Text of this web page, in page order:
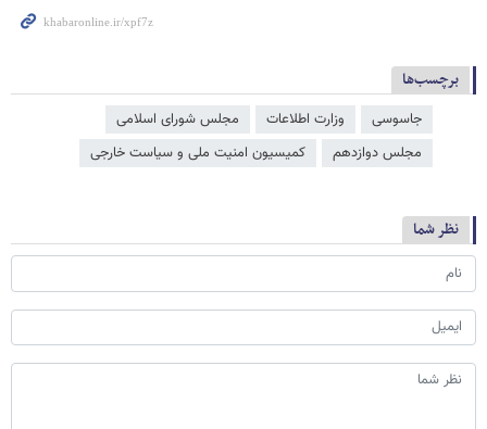
برچسب‌ها
جاسوسی وزارت اطلاعات
مجلس شورای اسلامی
مجلس دوازدهم
کمیسیون امنیت ملی و سیاست خارجی
نظر شما